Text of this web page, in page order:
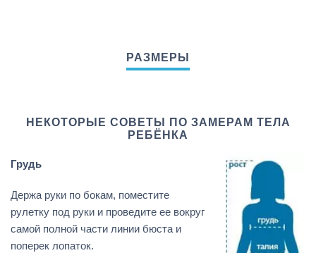
НЕКОТОРЫЕ СОВЕТЫ ПО ЗАМЕРАМ ТЕЛА
РЕБЁНКА
Грудь
Держа руки по бокам, поместите
рулетку под руки и проведите ее вокруг
самой полной части линии бюста и
поперек лопаток.